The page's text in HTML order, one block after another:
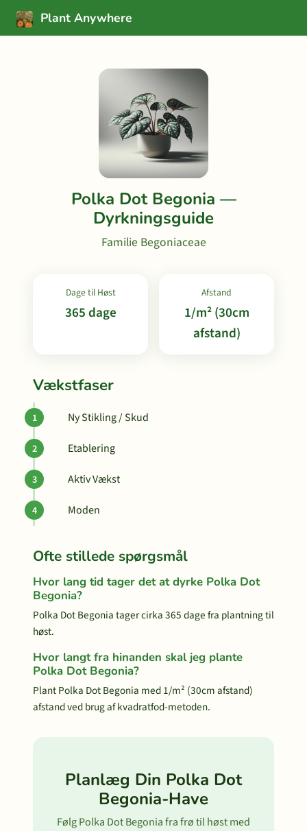
Plant Anywhere
Polka Dot Begonia —
Dyrkningsguide
Familie Begoniaceae
Dage til Høst
365 dage
Afstand
1/m² (30cm
afstand)
Vækstfaser
Ny Stikling / Skud
Etablering
Aktiv Vækst
Moden
Ofte stillede spørgsmål
Hvor lang tid tager det at dyrke Polka Dot
Begonia?
Polka Dot Begonia tager cirka 365 dage fra plantning til
høst.
Hvor langt fra hinanden skal jeg plante
Polka Dot Begonia?
Plant Polka Dot Begonia med 1/m² (30cm afstand)
afstand ved brug af kvadratfod-metoden.
Planlæg Din Polka Dot
Begonia-Have
Følg Polka Dot Begonia fra frø til høst med